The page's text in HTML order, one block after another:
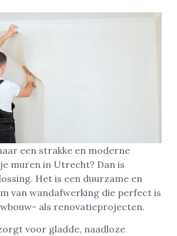
een strakke en moderne
muren in Utrecht? Dan is
Het is een duurzame en
van wandafwerking die perfect is
als renovatieprojecten.
voor gladde, naadloze